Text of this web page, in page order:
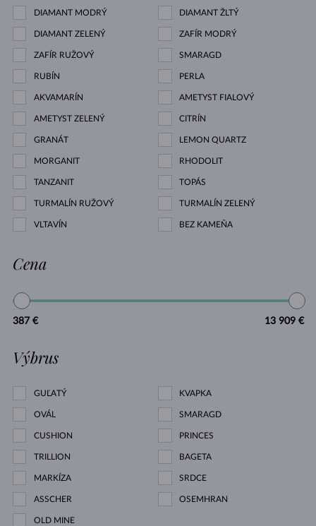
DIAMANT MODRÝ DIAMANT ŽLTÝ
DIAMANT ZELENÝ ZAFÍR MODRÝ
ZAFÍR RUŽOVÝ SMARAGD
RUBÍN PERLA
AKVAMARÍN AMETYST FIALOVÝ
AMETYST ZELENÝ CITRÍN
GRANÁT LEMON QUARTZ
MORGANIT RHODOLIT
TANZANIT TOPÁS
TURMALÍN RUŽOVÝ TURMALÍN ZELENÝ
VLTAVÍN BEZ KAMEŇA
Cena
387 € 13 909 €
Výbrus
GUĽATÝ KVAPKA
OVÁL SMARAGD
CUSHION PRINCES
TRILLION BAGETA
MARKÍZA SRDCE
ASSCHER OSEMHRAN
OLD MINE